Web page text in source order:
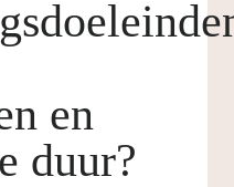
en
duur?